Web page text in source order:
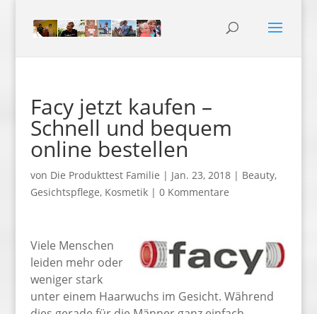
Facy jetzt kaufen –
Schnell und bequem
online bestellen
von Die Produkttest Familie | Jan. 23, 2018| Beauty,
Gesichtspflege, Kosmetik| 0 Kommentare
Viele Menschen
leiden mehr oder
weniger stark
unter einem Haarwuchs im Gesicht. Während